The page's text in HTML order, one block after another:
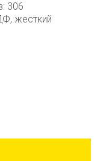
306
жесткий